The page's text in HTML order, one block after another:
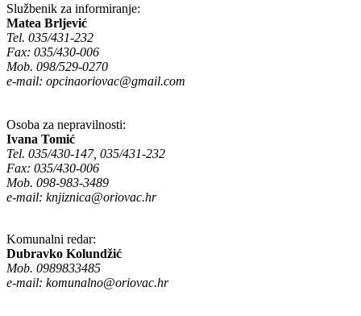
Službenik za informiranje:
Matea Brljević
Tel. 035/431-232
Fax: 035/430-006
Mob. 098/529-0270
e-mail: opcinaoriovac@gmail.com
Osoba za nepravilnosti:
Ivana Tomić
Tel. 035/430-147, 035/431-232
Fax: 035/430-006
Mob. 098-983-3489
e-mail: knjiznica@oriovac.hr
Komunalni redar:
Dubravko Kolundžić
Mob. 0989833485
e-mail: komunalno@oriovac.hr